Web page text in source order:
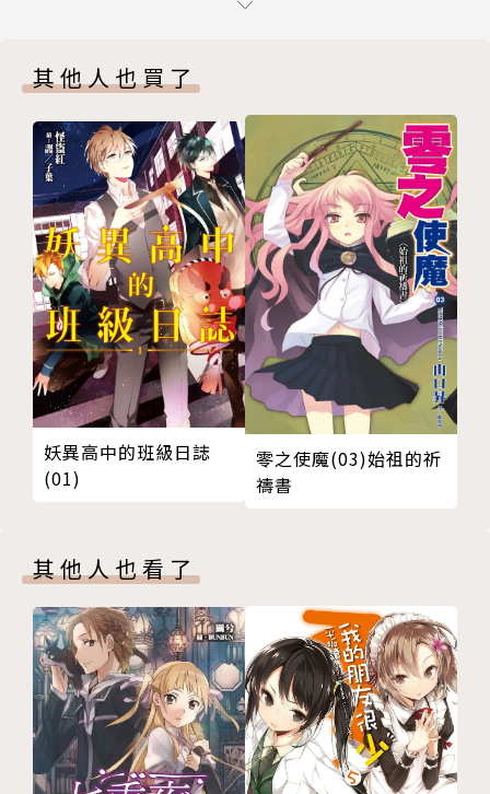
其他人也買了
妖異高中的班級日誌
(01)
零之使魔(03)始祖的祈
禱書
其他人也看了